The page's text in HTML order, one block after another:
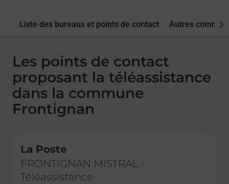
Liste des bureaux et points de contact Autres
Les points de contact
proposant la téléassistance
dans la commune
Frontignan
La Poste
FRONTIGNAN MISTRAL -
Téléassistance